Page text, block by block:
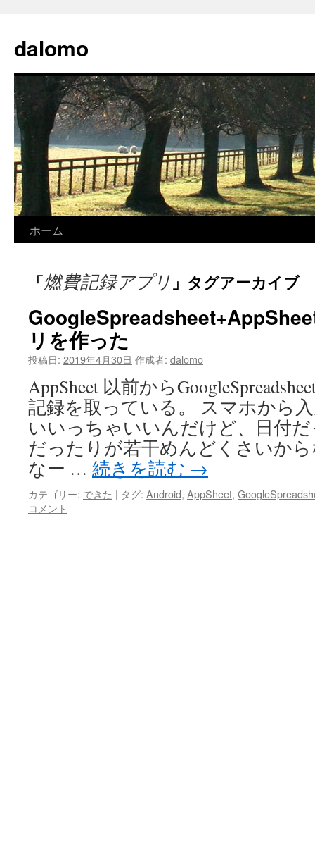
テ
ン
ス
キ
ッ
プ
dalomo
ホーム
「燃費記録アプリ 」タグアーカイブ
リを作った
投稿日: 2019年4月30日 作成者: dalomo
AppSheet 以前から
記録を取っている。 スマホから
いいっちゃいいんだけど、日付
だったりが若干めんどくさいか
なー … 続きを読む →
カテゴリー: できた | タグ: Android, AppSheet,
コメント